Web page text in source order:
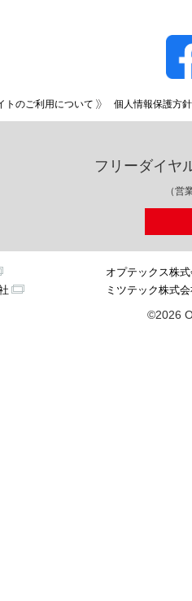
トのご利用について 個人情報保護方針
フリーダイヤ
（営
オプテックス株
ミツテック株式
©2026